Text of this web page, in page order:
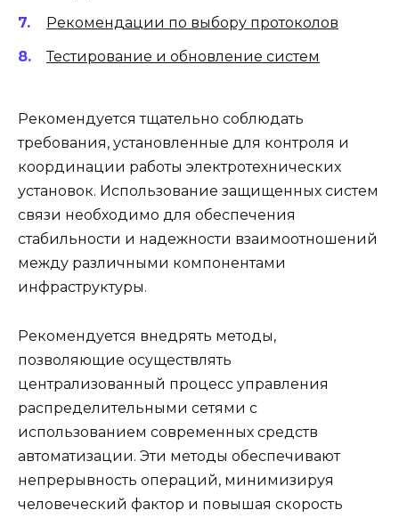
Рекомендации по выбору протоколов
Тестирование и обновление систем
Рекомендуется тщательно соблюдать
требования, установленные для контроля и
координации работы электротехнических
установок. Использование защищенных систем
связи необходимо для обеспечения
стабильности и надежности взаимоотношений
между различными компонентами
инфраструктуры.
Рекомендуется внедрять методы,
позволяющие осуществлять
централизованный процесс управления
распределительными сетями с
использованием современных средств
автоматизации. Эти методы обеспечивают
непрерывность операций, минимизируя
человеческий фактор и повышая скорость